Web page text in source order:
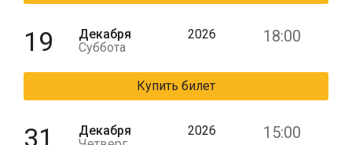
19
Декабря
Суббота
2026 18:00
Купить билет
31
Декабря
2026 15:00